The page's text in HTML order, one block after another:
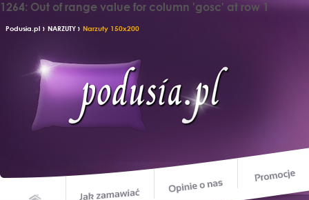
1264: Out of range value for column 'gosc' at row 1
Podusia.pl › NARZUTY › Narzuty 150x200
Jak zamawiać
Opinie o nas